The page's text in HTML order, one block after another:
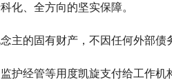
化、全方向的坚实保障。
的固有财产，不因任何外部债
护经管等用度凯旋支付给工作机